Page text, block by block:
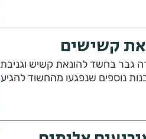
קשישים
גבר בחשד להונאת קשיש וגניבת
נוספים שנפגעו מהחשוד להגיע